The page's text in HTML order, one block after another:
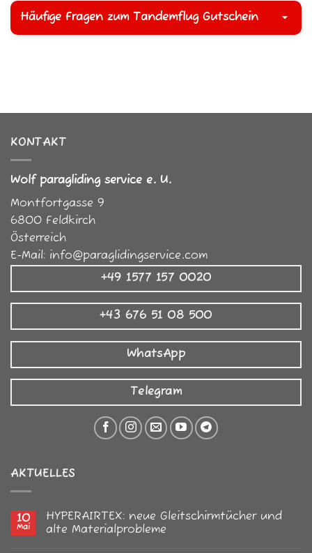
Häufige Fragen zum Tandemflug Gutschein
KONTAKT
Wolf paragliding service e. U.
Montfortgasse 9
6800 Feldkirch
Österreich
E-Mail: info@paraglidingservice.com
+49 1577 157 0020
+43 676 51 08 500
WhatsApp
Telegram
AKTUELLES
10
Mai
HYPERAIRTEX: neue Gleitschirmtücher und
alte Materialprobleme